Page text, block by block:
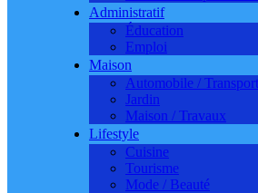
Administratif
Éducation
Emploi
Maison
Automobile /
Jardin
Maison / Travaux
Lifestyle
Cuisine
Tourisme
Mode / Beauté